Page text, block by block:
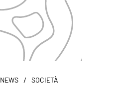
NEWS / SOCIETÀ